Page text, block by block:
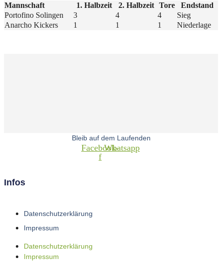
Mannschaft 1. Halbzeit 2. Halbzeit Tore
Endstand
Portofino Solingen
3 4 4
Sieg
Anarcho Kickers
1 1 1 Niederlage
Bleib auf dem Laufenden
Facebook-
f
Whatsapp
Infos
Datenschutzerklärung
Impressum
Datenschutzerklärung
Impressum